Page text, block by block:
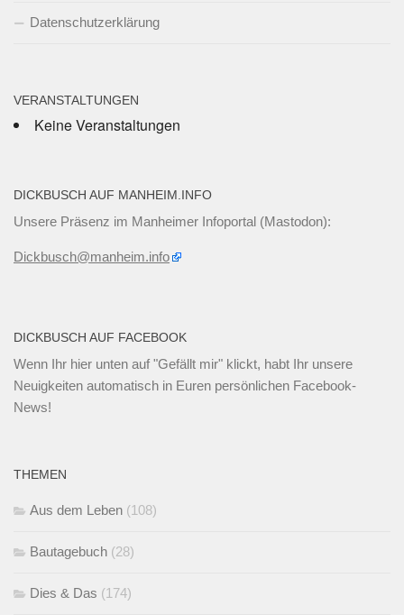
Datenschutzerklärung
VERANSTALTUNGEN
Keine Veranstaltungen
DICKBUSCH AUF MANHEIM.INFO
Unsere Präsenz im Manheimer Infoportal (Mastodon):
Dickbusch@manheim.info
DICKBUSCH AUF FACEBOOK
Wenn Ihr hier unten auf "Gefällt mir" klickt, habt Ihr unsere
Neuigkeiten automatisch in Euren persönlichen Facebook-
News!
THEMEN
Aus dem Leben (108)
Bautagebuch (28)
Dies & Das (174)